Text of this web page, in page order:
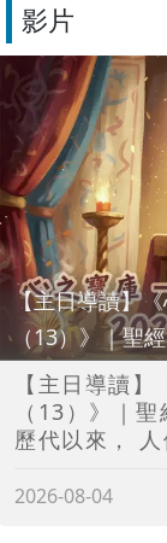
影片
【主日導讀】
（13）》｜聖
【主日導讀
（13）》｜
歷代以來，
歌不再只是普
2026-08-04